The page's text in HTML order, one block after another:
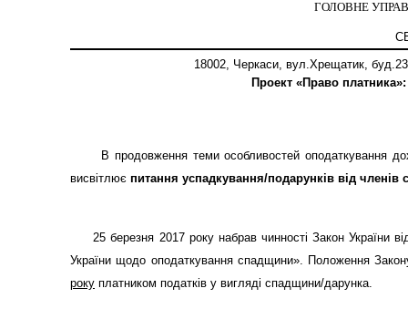
ГОЛОВНЕ
18002, Черкаси, вул.Хрещатик,
Проект «Право
В продовження теми особливостей оподаткування
висвітлює питання успадкування/подарунків від членів
25 березня 2017 року набрав чинності Закон України
України щодо оподаткування спадщини». Положення
року платником податків у вигляді спадщини/дарунка.